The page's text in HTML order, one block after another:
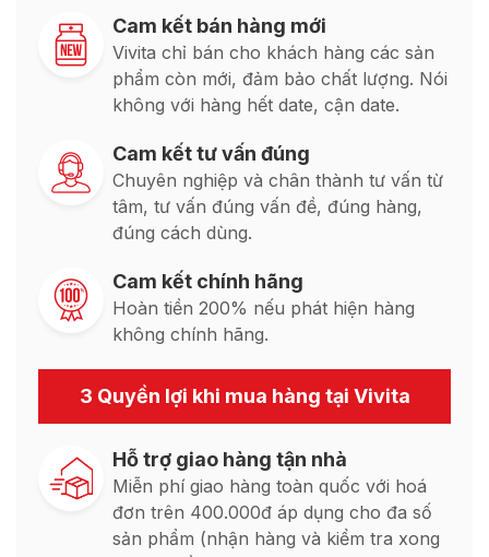
Cam kết bán hàng mới
Vivita chỉ bán cho khách hàng các sản
phẩm còn mới, đảm bảo chất lượng. Nói
không với hàng hết date, cận date.
Cam kết tư vấn đúng
Chuyên nghiệp và chân thành tư vấn từ
tâm, tư vấn đúng vấn đề, đúng hàng,
đúng cách dùng.
Cam kết chính hãng
Hoàn tiền 200% nếu phát hiện hàng
không chính hãng.
3 Quyền lợi khi mua hàng tại Vivita
Hỗ trợ giao hàng tận nhà
Miễn phí giao hàng toàn quốc với hoá
đơn trên 400.000đ áp dụng cho đa số
sản phẩm (nhận hàng và kiểm tra xong